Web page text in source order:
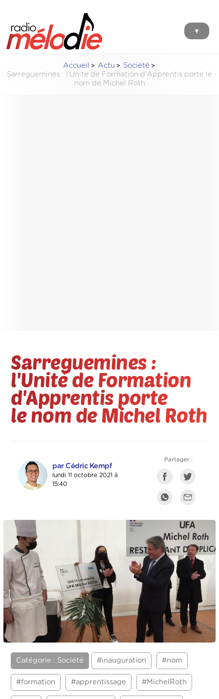
▼
Accueil Actu
Société
Sarreguemines : l'Unité de Formation d'Apprentis porte le
nom de Michel Roth
Sarreguemines :
l'Unité de Formation
d'Apprentis porte
le nom de Michel Roth
par Cédric Kempf
lundi 11 octobre 2021 à
15:40
Partager :
Catégorie : Société #inauguration #nom
#formation #apprentissage #MichelRoth